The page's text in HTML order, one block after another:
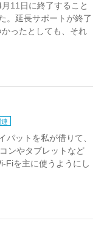
11日に終了すること
。延長サポートが終了
ったとしても、それ
パットを私が借りて、
ンやタブレットなど
Fiを主に使うようにし